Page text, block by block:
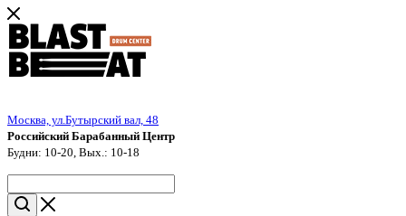
Москва, ул.Бутырский вал, 48
Российский Барабанный Центр
Будни: 10-20, Вых.: 10-18